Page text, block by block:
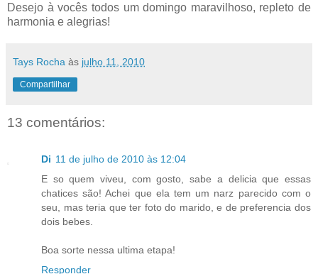
Desejo à vocês todos um domingo maravilhoso, repleto de
harmonia e alegrias!
Tays Rocha às julho 11, 2010
Compartilhar
13 comentários:
Di 11 de julho de 2010 às 12:04
E so quem viveu, com gosto, sabe a delicia que essas
chatices são! Achei que ela tem um narz parecido com o
seu, mas teria que ter foto do marido, e de preferencia dos
dois bebes.
Boa sorte nessa ultima etapa!
Responder